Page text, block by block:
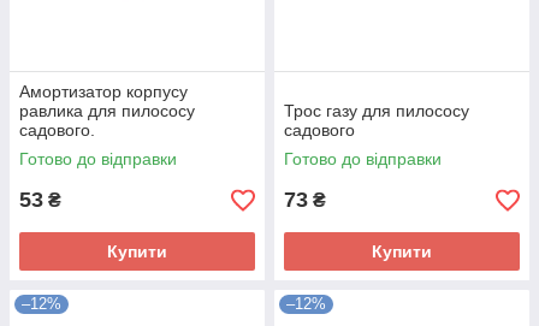
Амортизатор корпусу
равлика для пилососу
садового.
Готово до відправки
53 ₴
Купити
Трос газу для пилососу
садового
Готово до відправки
73 ₴
Купити
–12% –12%